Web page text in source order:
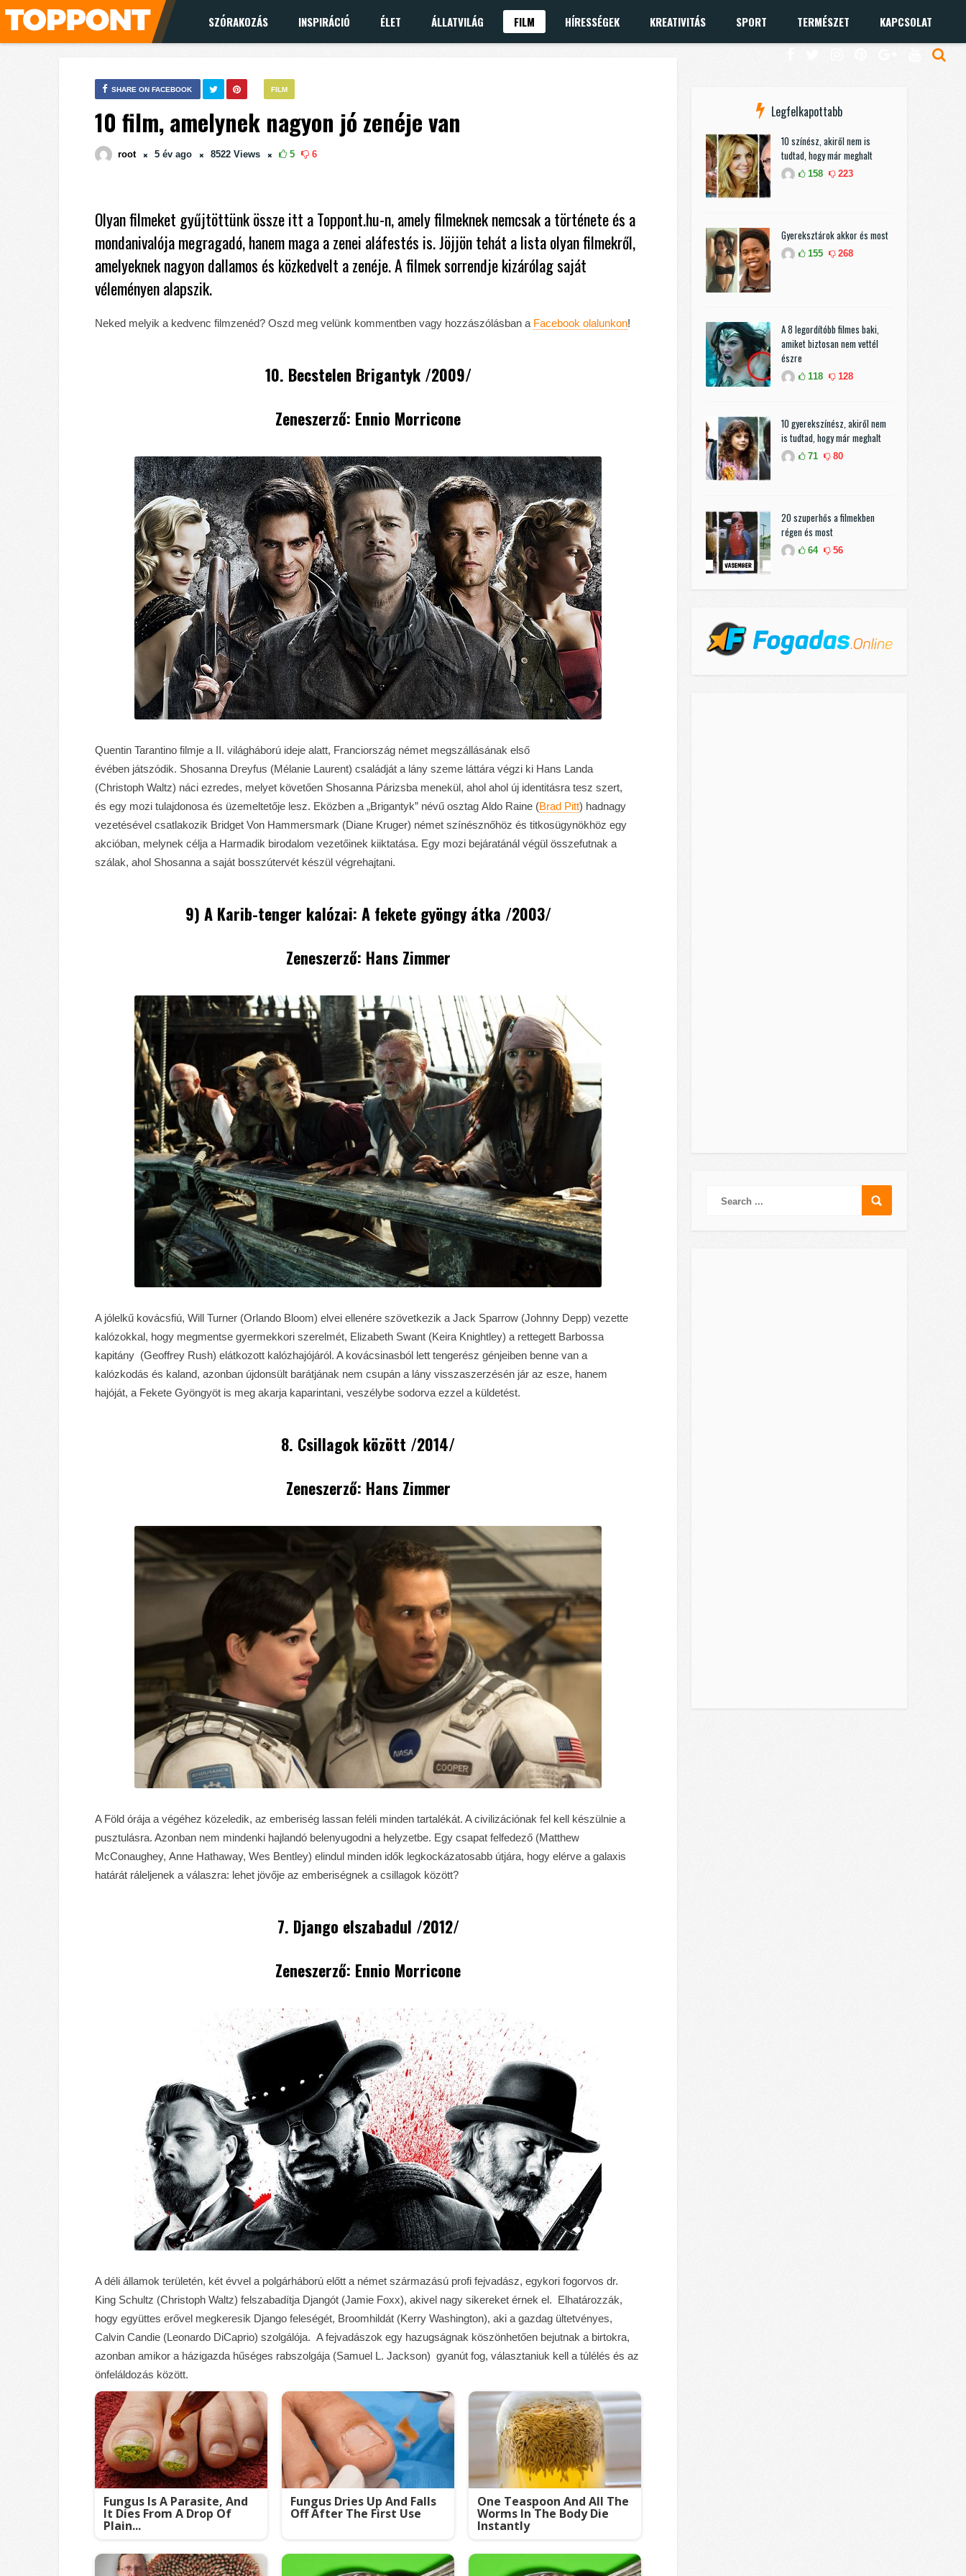
SZÓRAKOZÁS INSPIRÁCIÓ ÉLET ÁLLATVILÁG FILM HÍRESSÉGEK KREATIVITÁS SPORT TERMÉSZET KAPCSOLAT
FILM
SHARE ON FACEBOOK
10 film, amelynek nagyon jó zenéje van
root 5 év ago 8522 Views 5 6
Olyan filmeket gyűjtöttünk össze itt a Toppont.hu-n, amely filmeknek nemcsak a története és a
mondanivalója megragadó, hanem maga a zenei aláfestés is. Jöjjön tehát a lista olyan filmekről,
amelyeknek nagyon dallamos és közkedvelt a zenéje. A filmek sorrendje kizárólag saját
véleményen alapszik.
Neked melyik a kedvenc filmzenéd? Oszd meg velünk kommentben vagy hozzászólásban a Facebook olalunkon!
10. Becstelen Brigantyk /2009/
Zeneszerző: Ennio Morricone
Quentin Tarantino filmje a II. világháború ideje alatt, Franciország német megszállásának első
évében játszódik. Shosanna Dreyfus (Mélanie Laurent) családját a lány szeme láttára végzi ki Hans Landa
(Christoph Waltz) náci ezredes, melyet követően Shosanna Párizsba menekül, ahol ahol új identitásra tesz szert,
és egy mozi tulajdonosa és üzemeltetője lesz. Eközben a „Brigantyk” névű osztag Aldo Raine (Brad Pitt) hadnagy
vezetésével csatlakozik Bridget Von Hammersmark (Diane Kruger) német színésznőhöz és titkosügynökhöz egy
akcióban, melynek célja a Harmadik birodalom vezetőinek kiiktatása. Egy mozi bejáratánál végül összefutnak a
szálak, ahol Shosanna a saját bosszútervét készül végrehajtani.
9) A Karib-tenger kalózai: A fekete gyöngy átka /2003/
Zeneszerző: Hans Zimmer
A jólelkű kovácsfiú, Will Turner (Orlando Bloom) elvei ellenére szövetkezik a Jack Sparrow (Johnny Depp) vezette
kalózokkal, hogy megmentse gyermekkori szerelmét, Elizabeth Swant (Keira Knightley) a rettegett Barbossa
kapitány (Geoffrey Rush) elátkozott kalózhajójáról. A kovácsinasból lett tengerész génjeiben benne van a
kalózkodás és kaland, azonban újdonsült barátjának nem csupán a lány visszaszerzésén jár az esze, hanem
hajóját, a Fekete Gyöngyöt is meg akarja kaparintani, veszélybe sodorva ezzel a küldetést.
8. Csillagok között /2014/
Zeneszerző: Hans Zimmer
A Föld órája a végéhez közeledik, az emberiség lassan feléli minden tartalékát. A civilizációnak fel kell készülnie a
pusztulásra. Azonban nem mindenki hajlandó belenyugodni a helyzetbe. Egy csapat felfedező (Matthew
McConaughey, Anne Hathaway, Wes Bentley) elindul minden idők legkockázatosabb útjára, hogy elérve a galaxis
határát ráleljenek a válaszra: lehet jövője az emberiségnek a csillagok között?
7. Django elszabadul /2012/
Zeneszerző: Ennio Morricone
A déli államok területén, két évvel a polgárháború előtt a német származású profi fejvadász, egykori fogorvos dr.
King Schultz (Christoph Waltz) felszabadítja Djangót (Jamie Foxx), akivel nagy sikereket érnek el. Elhatározzák,
hogy együttes erővel megkeresik Django feleségét, Broomhildát (Kerry Washington), aki a gazdag ültetvényes,
Calvin Candie (Leonardo DiCaprio) szolgálója. A fejvadászok egy hazugságnak köszönhetően bejutnak a birtokra,
azonban amikor a házigazda hűséges rabszolgája (Samuel L. Jackson) gyanút fog, választaniuk kell a túlélés és az
önfeláldozás között.
Fungus Is A Parasite, And
It Dies From A Drop Of
Plain...
Fungus Dries Up And Falls
Off After The First Use
One Teaspoon And All The
Worms In The Body Die
Instantly
Legfelkapottabb
10 színész, akiről nem is
tudtad, hogy már meghalt
158 223
Gyereksztárok akkor és most
155 268
A 8 legordítóbb filmes baki,
amiket biztosan nem vettél
észre
118 128
10 gyerekszínész, akiről nem
is tudtad, hogy már meghalt
71 80
20 szuperhős a filmekben
régen és most
64 56